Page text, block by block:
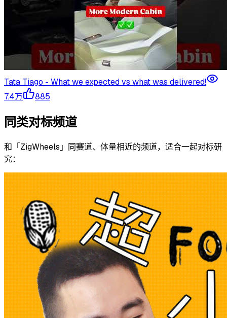
Tata Tiago - What we expected vs what was delivered!
7.4万
885
同类对标频道
和「ZigWheels 」同赛道、体量相近的频道，适合一起对标研
究：